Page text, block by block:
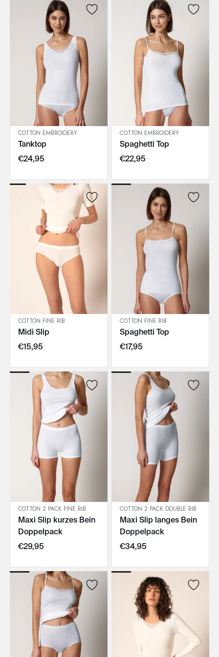
IN DEN WARENKORB
COTTON EMBROIDERY
Tanktop
€24,95
IN DEN WARENKORB
COTTON EMBROIDERY
Spaghetti Top
€22,95
IN DEN WARENKORB
COTTON FINE RIB
Midi Slip
€15,95
IN DEN WARENKORB
COTTON FINE RIB
Spaghetti Top
€17,95
IN DEN WARENKORB
COTTON 2 PACK FINE RIB
Maxi Slip kurzes Bein
Doppelpack
€29,95
IN DEN WARENKORB
COTTON 2 PACK DOUBLE RIB
Maxi Slip langes Bein
Doppelpack
€34,95